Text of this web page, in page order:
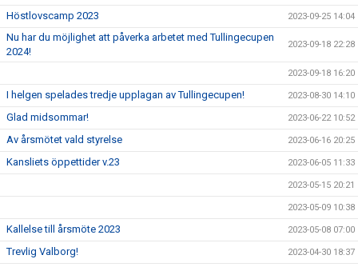
Höstlovscamp 2023 2023-09-25 14:04
Nu har du möjlighet att påverka arbetet med Tullingecupen
2024!
2023-09-18 22:28
2023-09-18 16:20
I helgen spelades tredje upplagan av Tullingecupen! 2023-08-30 14:10
Glad midsommar! 2023-06-22 10:52
Av årsmötet vald styrelse 2023-06-16 20:25
Kansliets öppettider v.23 2023-06-05 11:33
2023-05-15 20:21
2023-05-09 10:38
Kallelse till årsmöte 2023 2023-05-08 07:00
Trevlig Valborg! 2023-04-30 18:37